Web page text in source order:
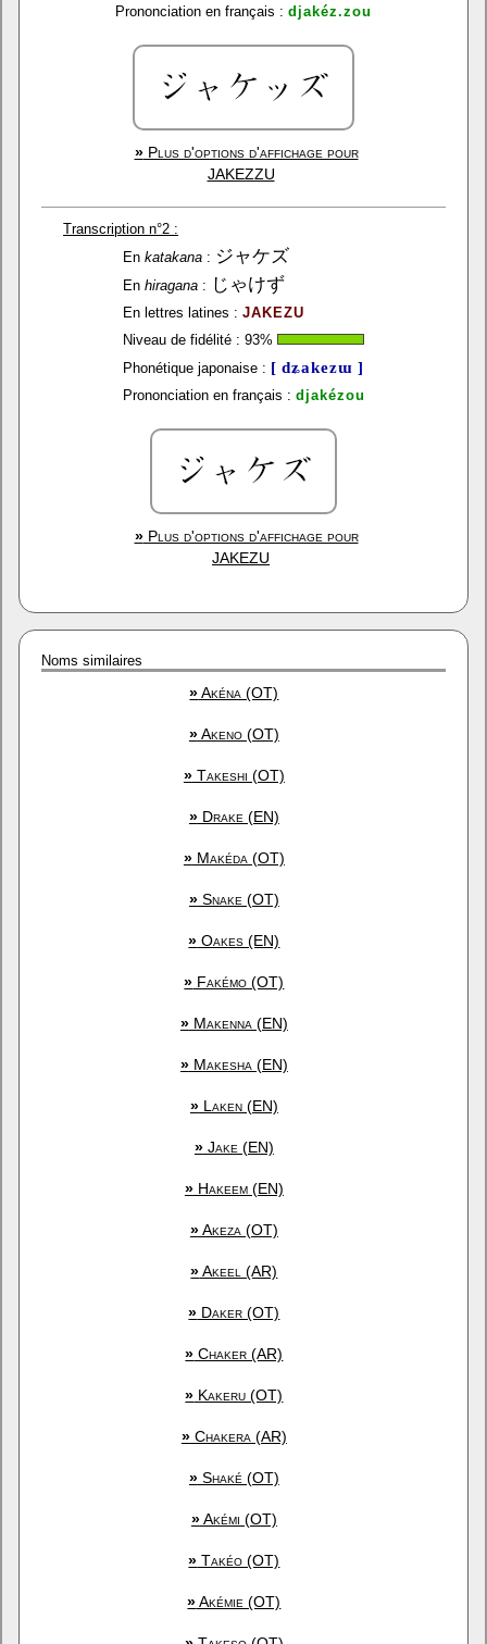
Prononciation en français : djakéz.zou
»Plus d'options d'affichage pour
JAKEZZU
Transcription n°2 :
En katakana: ジャケズ
En hiragana: じゃけず
En lettres latines : JAKEZU
Niveau de fidélité : 93%
Phonétique japonaise : [ dʑakezɯ ]
Prononciation en français : djakézou
»Plus d'options d'affichage pour
JAKEZU
Noms similaires
»Akéna (OT)
»Akeno (OT)
»Takeshi (OT)
»Drake (EN)
»Makéda (OT)
»Snake (OT)
» Oakes (EN)
» Fakémo (OT)
»Makenna (EN)
»Makesha (EN)
»Laken (EN)
»Jake (EN)
»Hakeem (EN)
»Akeza (OT)
»Akeel (AR)
» Daker (OT)
» Chaker (AR)
» Kakeru (OT)
»Chakera (AR)
»Shaké (OT)
»Akémi (OT)
» Takéo (OT)
»Akémie (OT)